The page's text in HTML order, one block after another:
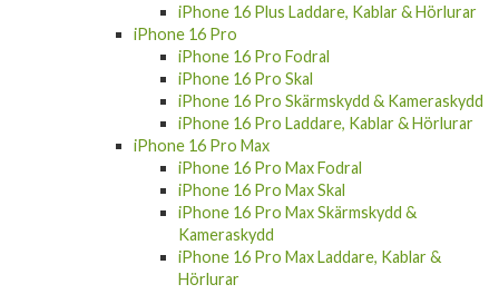
iPhone 16 Plus Laddare, Kablar & Hörlurar
iPhone 16 Pro
iPhone 16 Pro Fodral
iPhone 16 Pro Skal
iPhone 16 Pro Skärmskydd & Kameraskydd
iPhone 16 Pro Laddare, Kablar & Hörlurar
iPhone 16 Pro Max
iPhone 16 Pro Max Fodral
iPhone 16 Pro Max Skal
iPhone 16 Pro Max Skärmskydd &
Kameraskydd
iPhone 16 Pro Max Laddare, Kablar &
Hörlurar